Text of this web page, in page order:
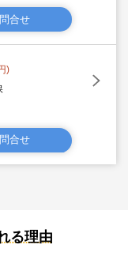
合せ
)
合せ
る理由